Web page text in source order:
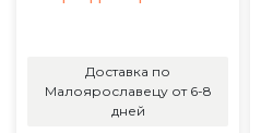
Доставка по
Малоярославецу от 6-8
дней